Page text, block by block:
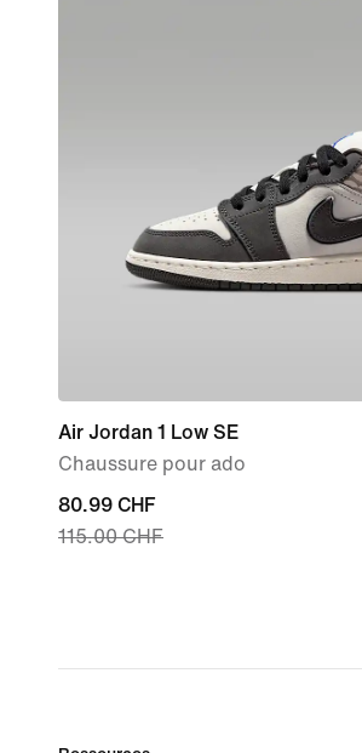
Air Jordan 1 Low SE
Chaussure pour ado
current
price
115.00 CHF
80.99 CHF
115.00 CHF